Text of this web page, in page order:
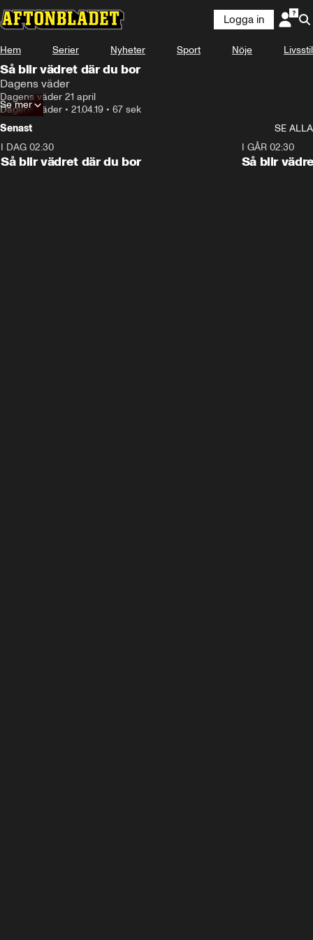
Logga in
Hem Serier Nyheter Sport Nöje Livsstil
Så blir vädret där du bor
Dagens väder
Dagens väder 21 april
Dagens väder • 21.04.19 • 67 sek
Se mer
Senast
SE ALLA
I DAG 02:30
Så blir vädret där du bor
I GÅR 02:30
Så blir